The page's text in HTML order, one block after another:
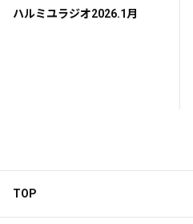
ハルミユラジオ2026.1月
TOP